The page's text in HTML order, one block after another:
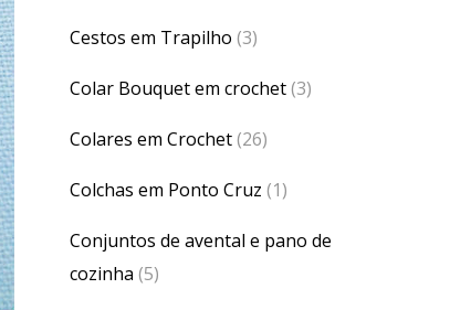
Cestos em Trapilho (3)
Colar Bouquet em crochet(3)
Colares em Crochet(26)
Colchas em Ponto Cruz (1)
Conjuntos de avental e pano de
cozinha (5)